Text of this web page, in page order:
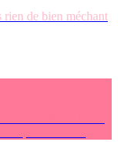
rien de bien méchant